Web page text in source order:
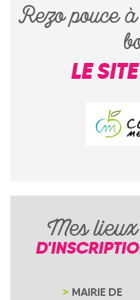
Rezo pouce
LE
Mes lieux
MAIRIE DE